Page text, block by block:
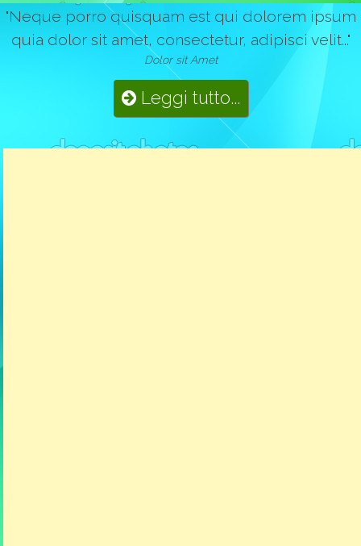
"Neque porro quisquam est qui dolorem ipsum
quia dolor sit amet, consectetur, adipisci velit..."
Dolor sit Amet
Leggi tutto...